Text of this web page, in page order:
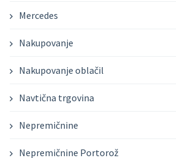
Mercedes
Nakupovanje
Nakupovanje oblačil
Navtična trgovina
Nepremičnine
Nepremičnine Portorož